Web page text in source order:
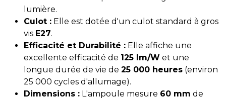
lumière.
Culot : Elle est dotée d'un culot standard à gros
vis E27.
Efficacité et Durabilité : Elle affiche une
excellente efficacité de 125 lm/W et une
longue durée de vie de 25 000 heures (environ
25 000 cycles d'allumage).
Dimensions : L'ampoule mesure 60 mm de